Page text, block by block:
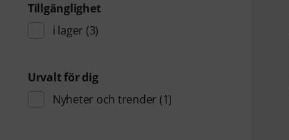
Tillgänglighet
i lager (3)
Urvalt för dig
Nyheter och trender (1)